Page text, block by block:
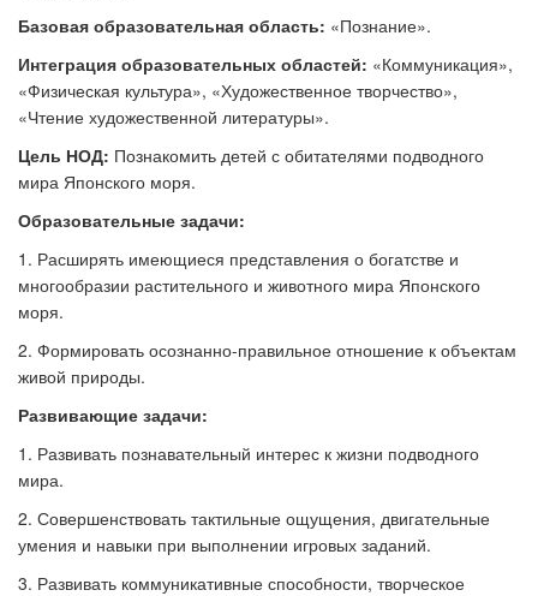
Базовая образовательная область: «Познание».
Интеграция образовательных областей: «Коммуникация»,
«Физическая культура», «Художественное творчество»,
«Чтение художественной литературы».
Цель НОД: Познакомить детей с обитателями подводного
мира Японского моря.
Образовательные задачи:
1. Расширять имеющиеся представления о богатстве и
многообразии растительного и животного мира Японского
моря.
2. Формировать осознанно-правильное отношение к объектам
живой природы.
Развивающие задачи:
1. Развивать познавательный интерес к жизни подводного
мира.
2. Совершенствовать тактильные ощущения, двигательные
умения и навыки при выполнении игровых заданий.
3. Развивать коммуникативные способности, творческое